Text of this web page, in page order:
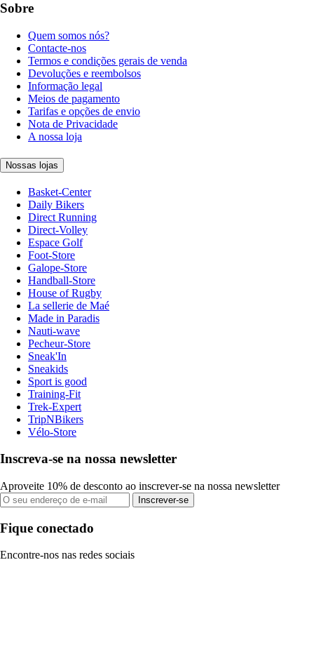
Sobre
Quem somos nós?
Contacte-nos
Termos e condições gerais de venda
Devoluções e reembolsos
Informação legal
Meios de pagamento
Tarifas e opções de envio
Nota de Privacidade
A nossa loja
Nossas lojas
Basket-Center
Daily Bikers
Direct Running
Direct-Volley
Espace Golf
Foot-Store
Galope-Store
Handball-Store
House of Rugby
La sellerie de Maé
Made in Paradis
Nauti-wave
Pecheur-Store
Sneak'In
Sneakids
Sport is good
Training-Fit
Trek-Expert
TripNBikers
Vélo-Store
Inscreva-se na nossa newsletter
Aproveite 10% de desconto ao inscrever-se na nossa newsletter
Inscrever-se
Fique conectado
Encontre-nos nas redes sociais